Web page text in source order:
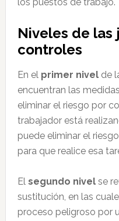
Niveles de las
controles
En el primer nivelde
encuentran las
eliminar el riesgo por
trabajador está
puede eliminar el
para que realice esa
El segundo nivelse
sustitución, en las
proceso peligroso por